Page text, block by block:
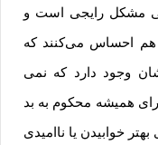
مشکل رایجی است و
هم احساس می‌کنند که
وجود دارد که نمی
همیشه محکوم به بد
خوابیدن یا ناامیدی